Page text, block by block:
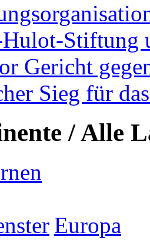
Stiftung
Gericht
Sieg für
/ Alle
Europa